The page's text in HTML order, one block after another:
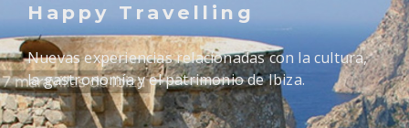
Happy Travelling
Nuevas experiencias relacionadas con la cultura,
la gastronomía y el patrimonio de Ibiza.